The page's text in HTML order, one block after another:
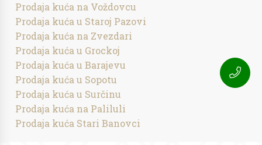
Prodaja kuća na Voždovcu
Prodaja kuća u Staroj Pazovi
Prodaja kuća na Zvezdari
Prodaja kuća u Grockoj
Prodaja kuća u Barajevu
Prodaja kuća u Sopotu
Prodaja kuća u Surčinu
Prodaja kuća na Paliluli
Prodaja kuća Stari Banovci